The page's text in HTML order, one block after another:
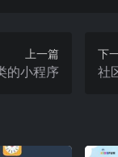
上一篇
的小程序
下
社